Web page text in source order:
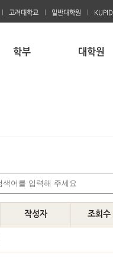
고려대학교 일반대학원 KUPID
학부 대학원
작성자 조회수